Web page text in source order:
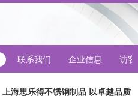
联系我们 企业信息 访客
上海思乐得不锈钢制品 以卓越品质